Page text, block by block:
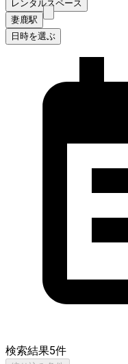
レンタルスペース
妻鹿駅
日時を選ぶ
検索結果5件